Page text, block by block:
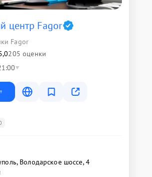
центр Fagor
Fagor
205 оценки
Володарское шоссе, 4